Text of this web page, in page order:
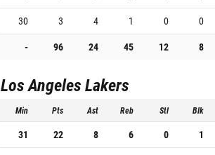
30 3 4 1 0
0
- 96 24 45 12 8
Los Angeles Lakers
Min Pts Ast Reb Stl Blk
31 22 8 6 0
1